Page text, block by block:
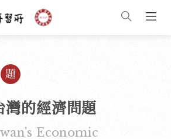
灣的經濟問題
Economic